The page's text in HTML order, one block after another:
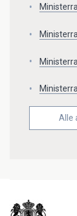
Alle